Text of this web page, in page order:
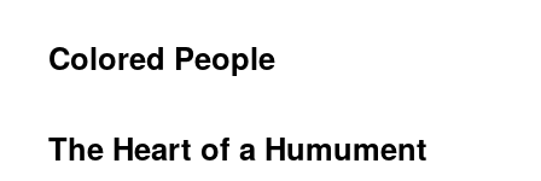
Colored People
The Heart of a Humument